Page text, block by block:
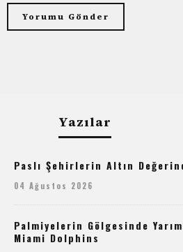
Yazılar
Paslı Şehirlerin Altın
04 Ağustos 2026
Palmiyelerin Gölgesinde
Miami Dolphins